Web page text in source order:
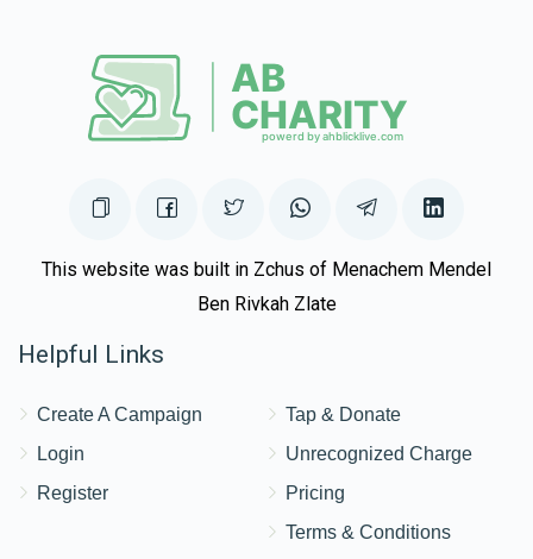
This website was built in Zchus of Menachem Mendel
Ben Rivkah Zlate
Helpful Links
Create A Campaign
Login
Register
Tap & Donate
Unrecognized Charge
Pricing
Terms & Conditions